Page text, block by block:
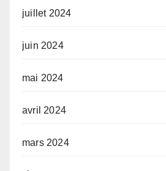
juillet 2024
juin 2024
mai 2024
avril 2024
mars 2024